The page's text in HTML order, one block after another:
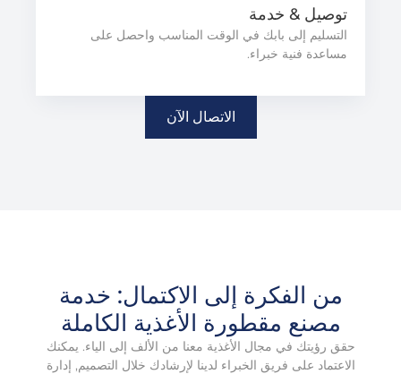
توصيل & خدمة
التسليم إلى بابك في الوقت المناسب واحصل على
مساعدة فنية خبراء.
الاتصال الآن
من الفكرة إلى الاكتمال: خدمة
مصنع مقطورة الأغذية الكاملة
حقق رؤيتك في مجال الأغذية معنا من الألف إلى الياء. يمكنك
الاعتماد على فريق الخبراء لدينا لإرشادك خلال التصميم, إدارة